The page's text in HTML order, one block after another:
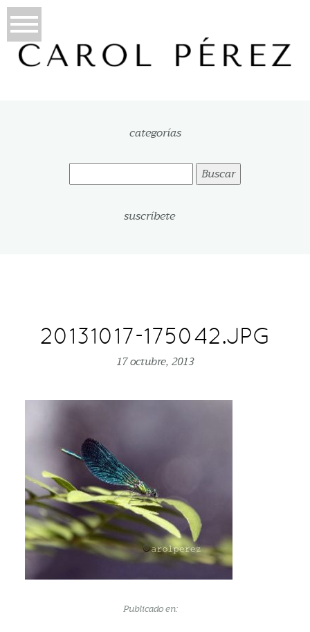
categorías
Buscar:
suscríbete
20131017-175042.JPG
17 octubre, 2013
Publicado en: